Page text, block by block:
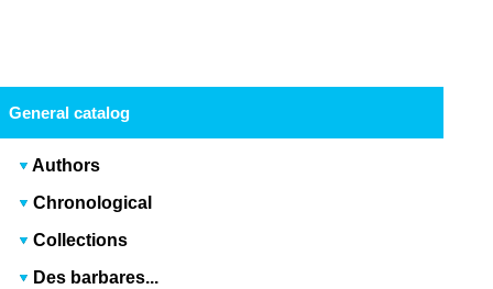
General catalog
Authors
Chronological
Collections
Des barbares...